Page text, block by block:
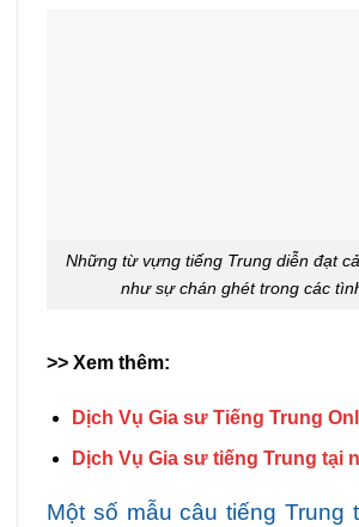
Những từ vựng tiếng Trung diễn đạt
như sự chán ghét trong các
>> Xem thêm:
Dịch Vụ Gia sư Tiếng Trung
Dịch Vụ Gia sư tiếng Trung tại
Một số mẫu câu tiếng Trung